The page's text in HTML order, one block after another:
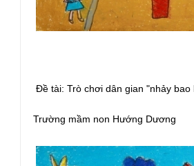
Đề tài: Trò chơi dân gian "nhảy bao
Trường mầm non Hướng Dương